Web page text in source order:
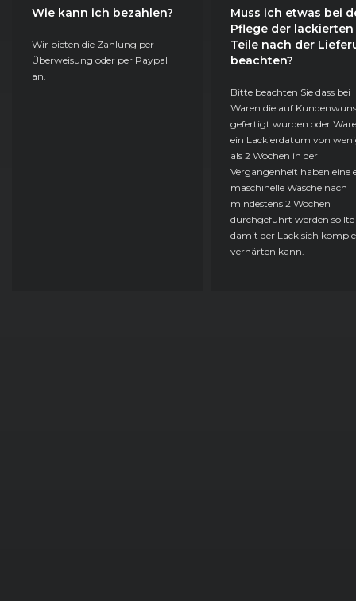
Wie kann ich bezahlen?
Wir bieten die Zahlung per
Überweisung oder per Paypal
an.
Muss ich etwas bei
Pflege der lackierten
Teile nach der
beachten?
Bitte beachten Sie dass bei
Waren die auf
gefertigt wurden oder
ein Lackierdatum von
als 2 Wochen in der
Vergangenheit haben eine
maschinelle Wäsche nach
mindestens 2 Wochen
durchgeführt werden sollte
damit der Lack sich
verhärten kann.